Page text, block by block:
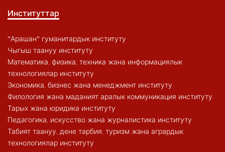
Институттар
"Арашан" гуманитардык институту
Чыгыш таануу институту
Математика, физика, техника жана информациялык
технологиялар институту
Экономика, бизнес жана менеджмент институту
Филология жана маданият аралык коммуникация институту
Тарых жана юридика институту
Педагогика, искусство жана журналистика институту
Табият таануу, дене тарбия, туризм жана агрардык
технологиялар институту